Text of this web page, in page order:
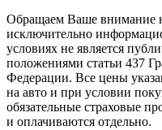
Обращаем Ваше внимание
исключительно
условиях не является
положениями статьи 437
Федерации. Все цены
на авто и при условии
обязательные страховые
и оплачиваются отдельно.